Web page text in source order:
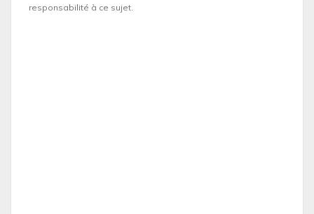
responsabilité à ce sujet.